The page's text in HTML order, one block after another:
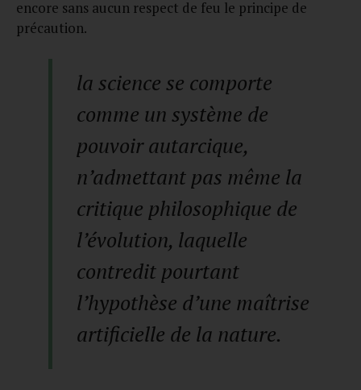
encore sans aucun respect de feu le principe de
précaution.
la science se comporte
comme un système de
pouvoir autarcique,
n’admettant pas même la
critique philosophique de
l’évolution, laquelle
contredit pourtant
l’hypothèse d’une maîtrise
artificielle de la nature.